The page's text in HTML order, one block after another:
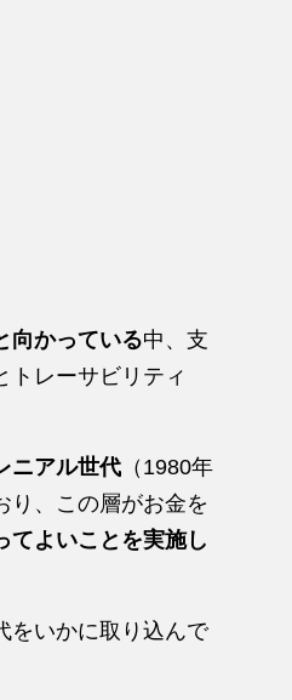
向かっている中、支
トレーサビリティ
ニアル世代 （1980年
り、この層がお金を
てよいことを実施し
をいかに取り込んで